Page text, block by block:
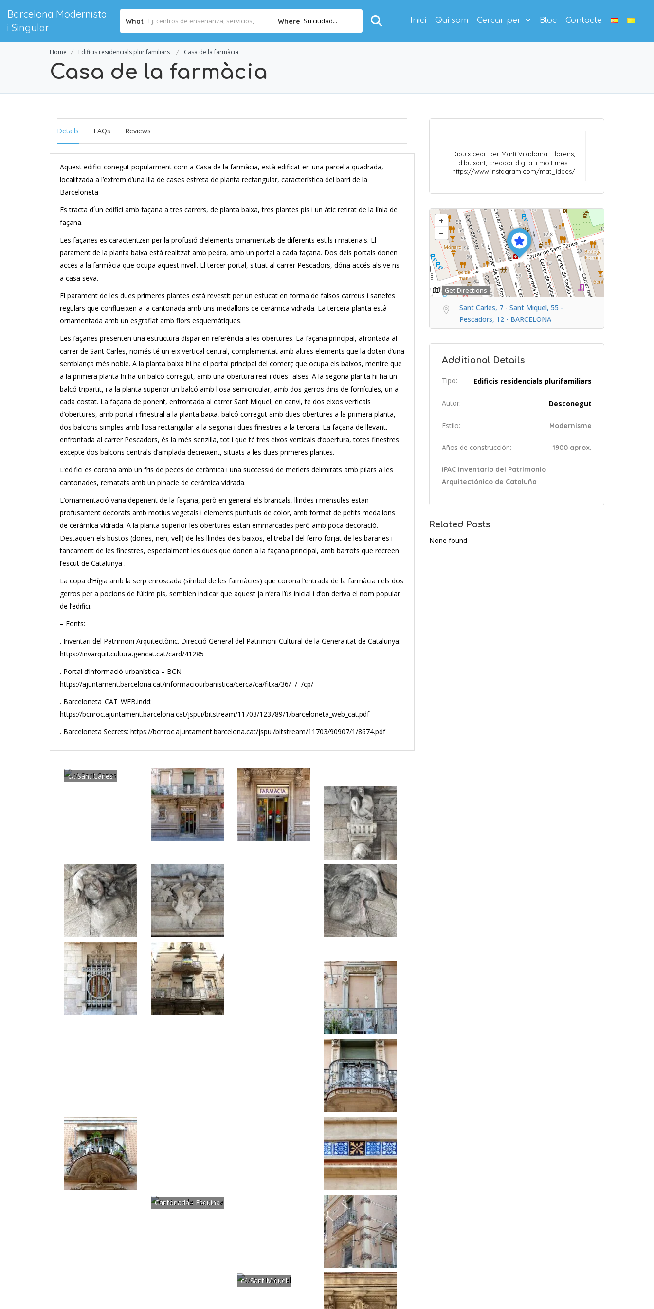
Barcelona Modernista
i Singular
What Where Su ciudad... Inici Qui som Cercar per Bloc Contacte
Home Edificis residencials plurifamiliars Casa de la farmàcia
Casa de la farmàcia
Details FAQs Reviews
Aquest edifici conegut popularment com a Casa de la farmàcia, està edificat en una parcel·la quadrada,
localitzada a l’extrem d’una illa de cases estreta de planta rectangular, característica del barri de la
Barceloneta
Es tracta d´un edifici amb façana a tres carrers, de planta baixa, tres plantes pis i un àtic retirat de la línia de
façana.
Les façanes es caracteritzen per la profusió d’elements ornamentals de diferents estils i materials. El
parament de la planta baixa està realitzat amb pedra, amb un portal a cada façana. Dos dels portals donen
accés a la farmàcia que ocupa aquest nivell. El tercer portal, situat al carrer Pescadors, dóna accés als veïns
a casa seva.
El parament de les dues primeres plantes està revestit per un estucat en forma de falsos carreus i sanefes
regulars que conflueixen a la cantonada amb uns medallons de ceràmica vidrada. La tercera planta està
ornamentada amb un esgrafiat amb flors esquemàtiques.
Les façanes presenten una estructura dispar en referència a les obertures. La façana principal, afrontada al
carrer de Sant Carles, només té un eix vertical central, complementat amb altres elements que la doten d’una
semblança més noble. A la planta baixa hi ha el portal principal del comerç que ocupa els baixos, mentre que
a la primera planta hi ha un balcó corregut, amb una obertura real i dues falses. A la segona planta hi ha un
balcó tripartit, i a la planta superior un balcó amb llosa semicircular, amb dos gerros dins de fornícules, un a
cada costat. La façana de ponent, enfrontada al carrer Sant Miquel, en canvi, té dos eixos verticals
d’obertures, amb portal i finestral a la planta baixa, balcó corregut amb dues obertures a la primera planta,
dos balcons simples amb llosa rectangular a la segona i dues finestres a la tercera. La façana de llevant,
enfrontada al carrer Pescadors, és la més senzilla, tot i que té tres eixos verticals d’obertura, totes finestres
excepte dos balcons centrals d’amplada decreixent, situats a les dues primeres plantes.
L’edifici es corona amb un fris de peces de ceràmica i una successió de merlets delimitats amb pilars a les
cantonades, rematats amb un pinacle de ceràmica vidrada.
L’ornamentació varia depenent de la façana, però en general els brancals, llindes i mènsules estan
profusament decorats amb motius vegetals i elements puntuals de color, amb format de petits medallons
de ceràmica vidrada. A la planta superior les obertures estan emmarcades però amb poca decoració.
Destaquen els bustos (dones, nen, vell) de les llindes dels baixos, el treball del ferro forjat de les baranes i
tancament de les finestres, especialment les dues que donen a la façana principal, amb barrots que recreen
l’escut de Catalunya .
La copa d’Hígia amb la serp enroscada (símbol de les farmàcies) que corona l’entrada de la farmàcia i els dos
gerros per a pocions de l’últim pis, semblen indicar que aquest ja n’era l’ús inicial i d’on deriva el nom popular
de l’edifici.
– Fonts:
. Inventari del Patrimoni Arquitectònic. Direcció General del Patrimoni Cultural de la Generalitat de Catalunya:
https://invarquit.cultura.gencat.cat/card/41285
. Portal d’informació urbanística – BCN:
https://ajuntament.barcelona.cat/informaciourbanistica/cerca/ca/fitxa/36/–/–/cp/
. Barceloneta_CAT_WEB.indd:
https://bcnroc.ajuntament.barcelona.cat/jspui/bitstream/11703/123789/1/barceloneta_web_cat.pdf
. Barceloneta Secrets: https://bcnroc.ajuntament.barcelona.cat/jspui/bitstream/11703/90907/1/8674.pdf
c/. Sant Carles
Cantonada - Esquina
c/. Sant Miquel
Dibuix cedit per Martí Viladomat Llorens,
dibuixant, creador digital i molt més:
https://www.instagram.com/mat_idees/
Get Directions
Sant Carles, 7 - Sant Miquel, 55 -
Pescadors, 12 - BARCELONA
Additional Details
Tipo: Edificis residencials plurifamiliars
Autor: Desconegut
Estilo: Modernisme
Años de construcción: 1900 aprox.
IPAC Inventario del Patrimonio
Arquitectónico de Cataluña
Related Posts
None found